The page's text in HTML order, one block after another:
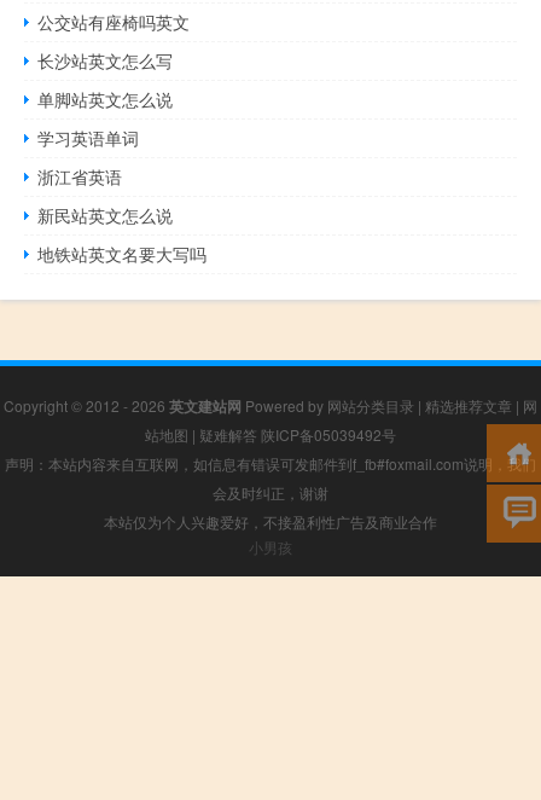
公交站有座椅吗英文
长沙站英文怎么写
单脚站英文怎么说
学习英语单词
浙江省英语
新民站英文怎么说
地铁站英文名要大写吗
Copyright © 2012 - 2026 英文建站网 Powered by 网站分类目录 | 精选推荐文章 | 网
站地图 | 疑难解答 陕ICP备05039492号
声明：本站内容来自互联网，如信息有错误可发邮件到f_fb#foxmail.com说明，我们
会及时纠正，谢谢
本站仅为个人兴趣爱好，不接盈利性广告及商业合作
小男孩